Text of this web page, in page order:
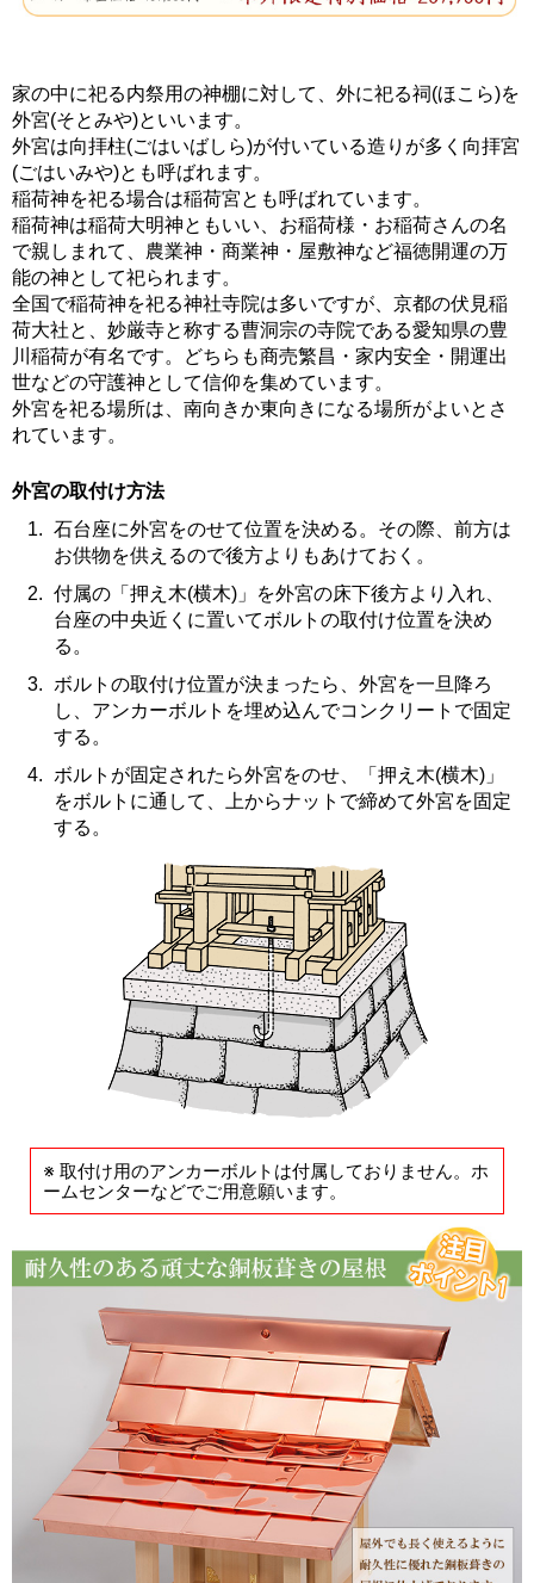
家の中に祀る内祭用の神棚に対して、外に祀る祠(ほこら)を
外宮(そとみや)といいます。
外宮は向拝柱(ごはいばしら)が付いている造りが多く向拝宮
(ごはいみや)とも呼ばれます。
稲荷神を祀る場合は稲荷宮とも呼ばれています。
稲荷神は稲荷大明神ともいい、お稲荷様・お稲荷さんの名
で親しまれて、農業神・商業神・屋敷神など福徳開運の万
能の神として祀られます。
全国で稲荷神を祀る神社寺院は多いですが、京都の伏見稲
荷大社と、妙厳寺と称する曹洞宗の寺院である愛知県の豊
川稲荷が有名です。どちらも商売繁昌・家内安全・開運出
世などの守護神として信仰を集めています。
外宮を祀る場所は、南向きか東向きになる場所がよいとさ
れています。
外宮の取付け方法
石台座に外宮をのせて位置を決める。その際、前方は
お供物を供えるので後方よりもあけておく。
付属の「押え木(横木)」を外宮の床下後方より入れ、
台座の中央近くに置いてボルトの取付け位置を決め
る。
ボルトの取付け位置が決まったら、外宮を一旦降ろ
し、アンカーボルトを埋め込んでコンクリートで固定
する。
ボルトが固定されたら外宮をのせ、「押え木(横木)」
をボルトに通して、上からナットで締めて外宮を固定
する。
※ 取付け用のアンカーボルトは付属しておりません。ホ
ームセンターなどでご用意願います。